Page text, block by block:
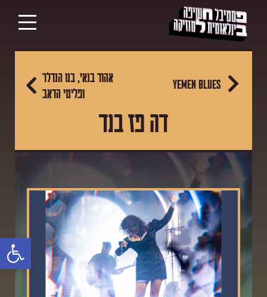
פתח סרגל נגישות
YEMEN BLUES
דה פז בנד
אהוד בנאי, בנו הנדלר
ופליטי הדאב